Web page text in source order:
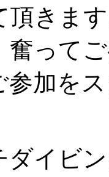
きます
奮って
参加を
ダイビ